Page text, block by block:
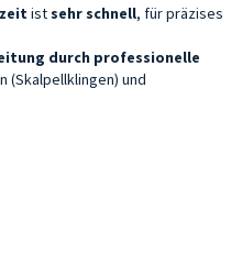
istsehr schnell, für präzises
durch professionelle
(Skalpellklingen) und